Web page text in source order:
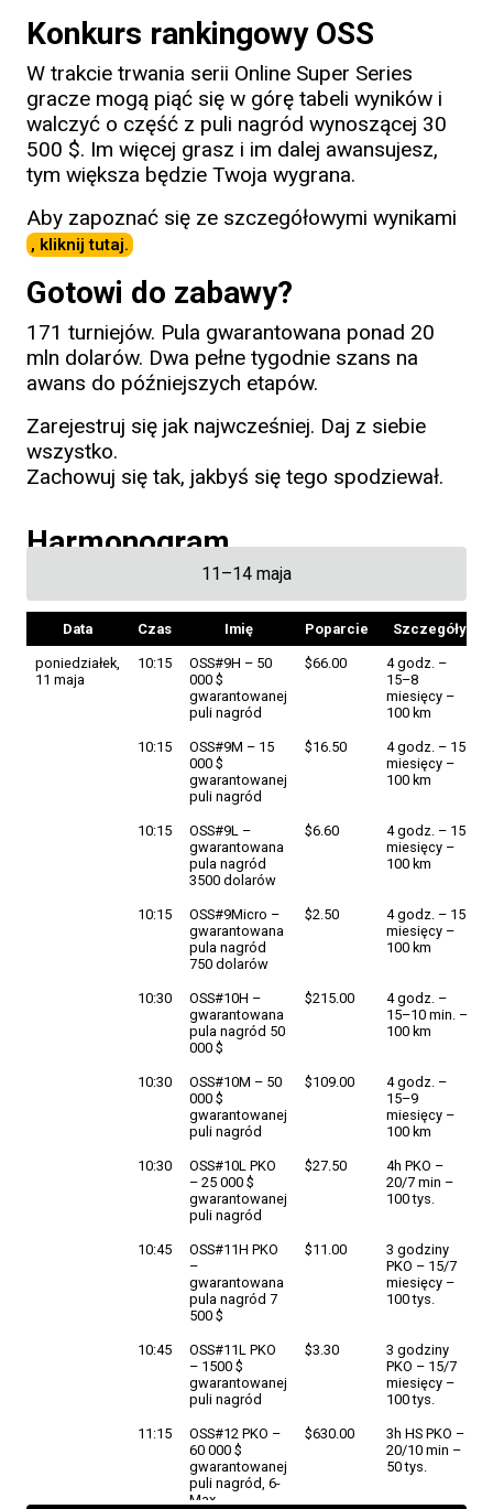
Konkurs rankingowy OSS
W trakcie trwania serii Online Super Series
gracze mogą piąć się w górę tabeli wyników i
walczyć o część z puli nagród wynoszącej 30
500 $. Im więcej grasz i im dalej awansujesz,
tym większa będzie Twoja wygrana.
Aby zapoznać się ze szczegółowymi wynikami
, kliknij tutaj.
Gotowi do zabawy?
171 turniejów. Pula gwarantowana ponad 20
mln dolarów. Dwa pełne tygodnie szans na
awans do późniejszych etapów.
Zarejestruj się jak najwcześniej. Daj z siebie
wszystko.
Zachowuj się tak, jakbyś się tego spodziewał.
Harmonogram
11–14 maja
Data Czas Imię Poparcie Szczegóły
poniedziałek,
11 maja
10:15
OSS#9H – 50
000 $
gwarantowanej
puli nagród
$66.00
4 godz. –
15–8
miesięcy –
100 km
10:15
OSS#9M – 15
000 $
gwarantowanej
puli nagród
$16.50
4 godz. – 15
miesięcy –
100 km
10:15
OSS#9L –
gwarantowana
pula nagród
3500 dolarów
$6.60
4 godz. – 15
miesięcy –
100 km
10:15
OSS#9Micro –
gwarantowana
pula nagród
750 dolarów
$2.50
4 godz. – 15
miesięcy –
100 km
10:30
OSS#10H –
gwarantowana
pula nagród 50
000 $
$215.00
4 godz. –
15–10 min. –
100 km
10:30
OSS#10M – 50
000 $
gwarantowanej
puli nagród
$109.00
4 godz. –
15–9
miesięcy –
100 km
10:30
OSS#10L PKO
– 25 000 $
gwarantowanej
puli nagród
$27.50
4h PKO –
20/7 min –
100 tys.
10:45
OSS#11H PKO
–
gwarantowana
pula nagród 7
500 $
$11.00
3 godziny
PKO – 15/7
miesięcy –
100 tys.
10:45
OSS#11L PKO
– 1500 $
gwarantowanej
puli nagród
$3.30
3 godziny
PKO – 15/7
miesięcy –
100 tys.
11:15
OSS#12 PKO –
60 000 $
gwarantowanej
puli nagród, 6-
Max
$630.00
3h HS PKO –
20/10 min –
50 tys.